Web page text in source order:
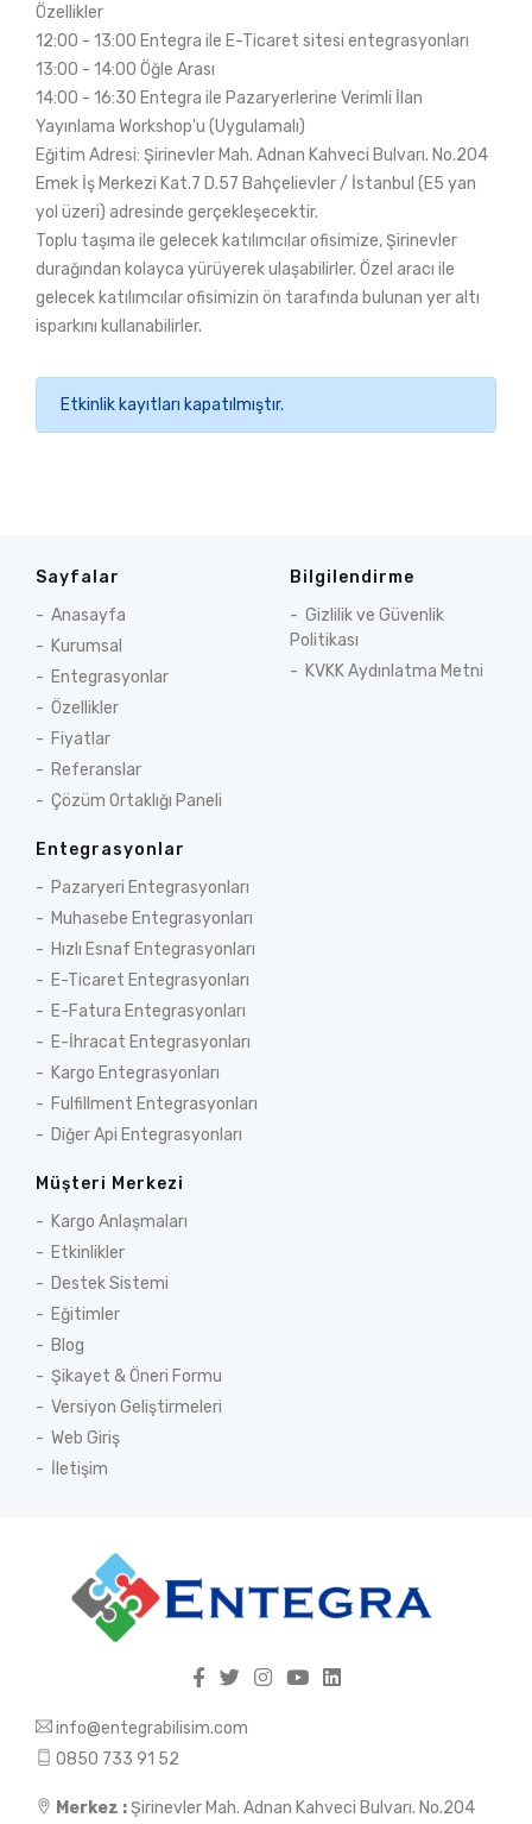
Özellikler
12:00 - 13:00 Entegra ile E-Ticaret sitesi entegrasyonları
13:00 - 14:00 Öğle Arası
14:00 - 16:30 Entegra ile Pazaryerlerine Verimli İlan
Yayınlama Workshop'u (Uygulamalı)
Eğitim Adresi: Şirinevler Mah. Adnan Kahveci Bulvarı. No.204
Emek İş Merkezi Kat.7 D.57 Bahçelievler / İstanbul (E5 yan
yol üzeri) adresinde gerçekleşecektir.
Toplu taşıma ile gelecek katılımcılar ofisimize, Şirinevler
durağından kolayca yürüyerek ulaşabilirler. Özel aracı ile
gelecek katılımcılar ofisimizin ön tarafında bulunan yer altı
isparkını kullanabilirler.
Etkinlik kayıtları kapatılmıştır.
Sayfalar
Anasayfa
Kurumsal
Entegrasyonlar
Özellikler
Fiyatlar
Referanslar
Çözüm Ortaklığı Paneli
Bilgilendirme
Gizlilik ve Güvenlik
Politikası
KVKK Aydınlatma Metni
Entegrasyonlar
Pazaryeri Entegrasyonları
Muhasebe Entegrasyonları
Hızlı Esnaf Entegrasyonları
E-Ticaret Entegrasyonları
E-Fatura Entegrasyonları
E-İhracat Entegrasyonları
Kargo Entegrasyonları
Fulfillment Entegrasyonları
Diğer Api Entegrasyonları
Müşteri Merkezi
Kargo Anlaşmaları
Etkinlikler
Destek Sistemi
Eğitimler
Blog
Şikayet & Öneri Formu
Versiyon Geliştirmeleri
Web Giriş
İletişim
info@entegrabilisim.com
0850 733 91 52
Merkez :Şirinevler Mah. Adnan Kahveci Bulvarı. No.204